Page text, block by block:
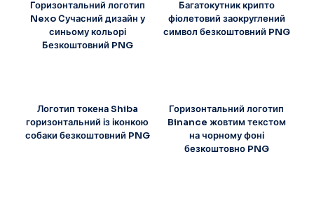
Горизонтальний логотип
Nexo Сучасний дизайн у
синьому кольорі
Безкоштовний PNG
Багатокутник крипто
фіолетовий заокруглений
символ безкоштовний PNG
Логотип токена Shiba
горизонтальний із іконкою
собаки безкоштовний PNG
Горизонтальний логотип
Binance жовтим текстом
на чорному фоні
безкоштовно PNG